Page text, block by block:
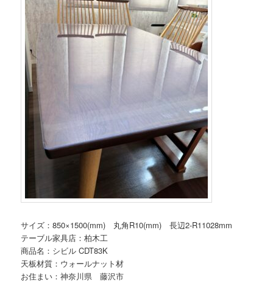
サイズ：850×1500(mm) 丸角R10(mm) 長辺2-R11028mm
テーブル家具店：柏木工
商品名：シビル CDT83K
天板材質：ウォールナット材
お住まい：神奈川県 藤沢市